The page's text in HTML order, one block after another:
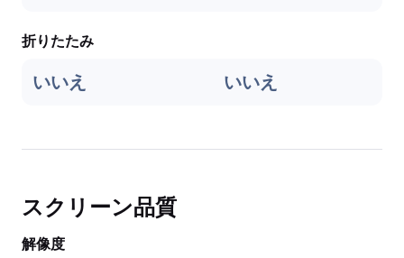
折りたたみ
いいえ いいえ
スクリーン品質
解像度